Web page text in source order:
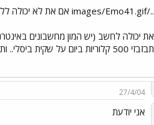
../images/Emo41.gif אם את לא יכולה ללכת לדיאטנית,
את יכולה לחשב (יש המון מחשבונים
תבזבזי 500 קלוריות ביום על שקית ביסלי.. ותעשי ספורט.
27/4/04
אני יודעת